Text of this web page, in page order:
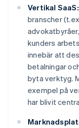
Vertikal SaaS:
branscher
kunders
innebär att
betalningar
byta verktyg.
exempel på
har blivit